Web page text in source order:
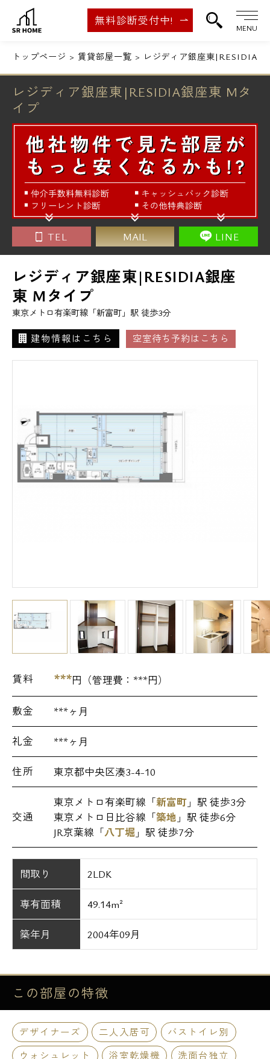
無料診断受付中!
MENU
トップページ 賃貸部屋一覧 レジディア銀座東|RESIDIA
レジディア銀座東|RESIDIA銀座東 Mタ
イプ
TEL MAIL LINE
レジディア銀座東|RESIDIA銀座
東 Mタイプ
東京メトロ有楽町線「新富町」駅 徒歩3分
建物情報はこちら 空室待ち予約はこちら
賃料 ***円（管理費： ***円）
敷金 ***ヶ月
礼金 ***ヶ月
住所 東京都中央区湊3-4-10
交通
東京メトロ有楽町線「新富町 」駅 徒歩3分
東京メトロ日比谷線「築地 」駅 徒歩6分
JR京葉線「八丁堀 」駅 徒歩7分
間取り 2LDK
専有面積 49.14m²
築年月 2004年09月
この部屋の特徴
デザイナーズ 二人入居可
バストイレ別
ウォシュレット
浴室乾燥機
洗面台独立